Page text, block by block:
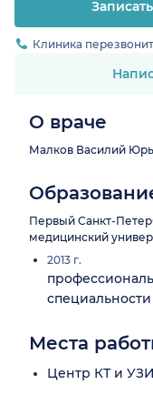
Клиника
О враче
Малков Василий
Первый Санкт-
медицинский
2013 г.
специальности
Места
Центр КТ и